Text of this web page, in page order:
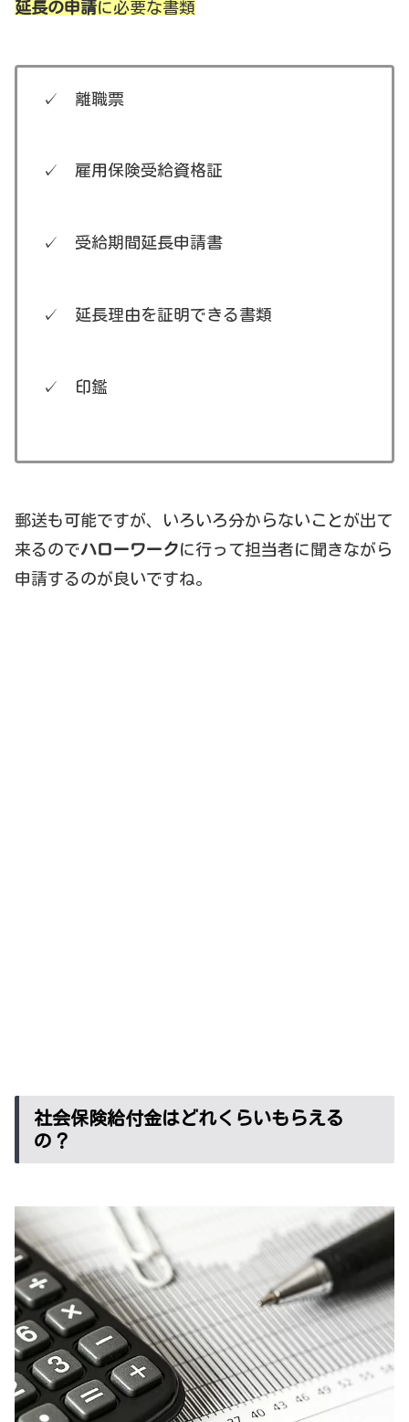
延長の申請に必要な書類
✓ 離職票
✓ 雇用保険受給資格証
✓ 受給期間延長申請書
✓ 延長理由を証明できる書類
✓ 印鑑
郵送も可能ですが、いろいろ分からないことが出て
来るのでハローワークに行って担当者に聞きながら
申請するのが良いですね。
社会保険給付金はどれくらいもらえる
の？